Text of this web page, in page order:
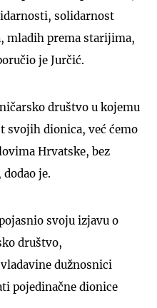
solidarnost
mladih prema starijima,
je Jurčić.
društvo u kojemu
svojih dionica, već ćemo
Hrvatske, bez
je.
svoju izjavu o
društvo,
dužnosnici
pojedinačne dionice